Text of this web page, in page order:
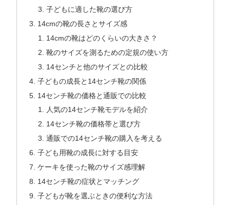
子どもに適した靴の選び方
14cmの靴の長さとサイズ感
14cmの靴はどのくらいの大きさ？
靴のサイズを測るための定規の使い方
14センチと他のサイズとの比較
子どもの成長と14センチ靴の関係
14センチ靴の価格と通販での比較
人気の14センチ靴モデルを紹介
14センチ靴の価格帯と選び方
通販での14センチ靴の購入を考える
子ども用靴の成長に対する目安
ケーキを使った靴のサイズ感理解
14センチ靴の症状とマッチング
子どもが靴を選ぶときの便利な方法